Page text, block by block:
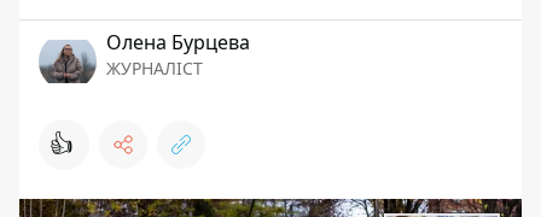
Олена Бурцева
ЖУРНАЛІСТ
👍